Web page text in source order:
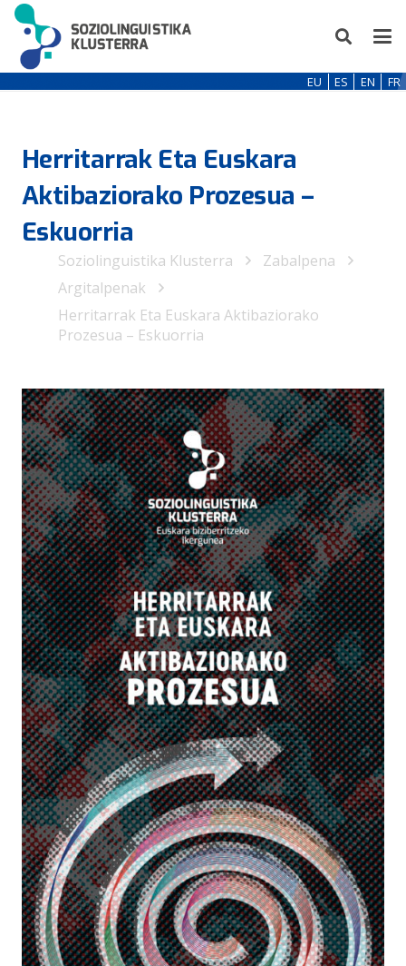
EU ES EN FR
Herritarrak Eta Euskara
Aktibaziorako Prozesua –
Eskuorria
Soziolinguistika Klusterra
Zabalpena
Argitalpenak
Herritarrak Eta Euskara Aktibaziorako
Prozesua – Eskuorria